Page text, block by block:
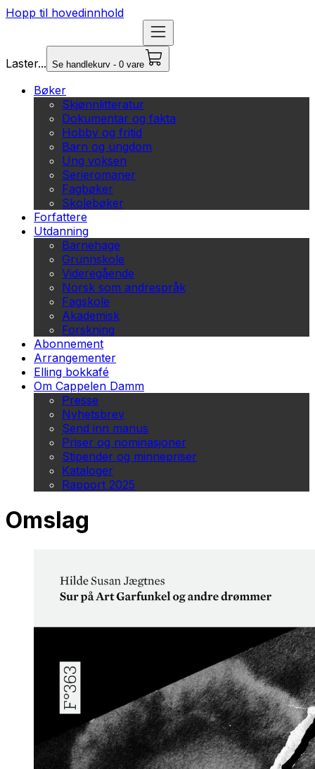
Hopp til hovedinnhold
Laster... Se handlekurv - 0 vare
Bøker
Skjønnlitteratur
Dokumentar og fakta
Hobby og fritid
Barn og ungdom
Ung voksen
Serieromaner
Fagbøker
Skolebøker
Forfattere
Utdanning
Barnehage
Grunnskole
Videregående
Norsk som andrespråk
Fagskole
Akademisk
Forskning
Abonnement
Arrangementer
Elling bokkafé
Om Cappelen Damm
Presse
Nyhetsbrev
Send inn manus
Priser og nominasjoner
Stipender og minnepriser
Kataloger
Rapport 2025
Omslag